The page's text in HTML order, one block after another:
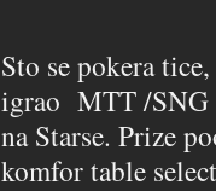
Sto se pokera
igrao MTT /SNG
na Starse. Prize
komfor table